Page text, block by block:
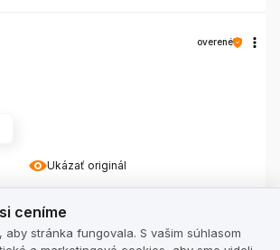
Ukázať originál
overené
ceníme
aby stránka fungovala. S vašim súhlasom